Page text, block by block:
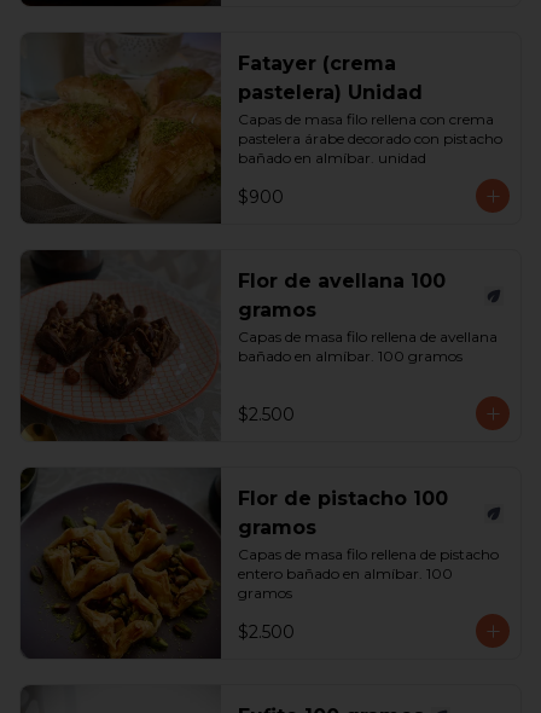
Fatayer (crema
pastelera) Unidad
Capas de masa filo rellena con crema
pastelera árabe decorado con pistacho
bañado en almíbar. unidad
$900
Flor de avellana 100
gramos
Capas de masa filo rellena de avellana
bañado en almíbar. 100 gramos
$2.500
Flor de pistacho 100
gramos
Capas de masa filo rellena de pistacho
entero bañado en almíbar. 100
gramos
$2.500